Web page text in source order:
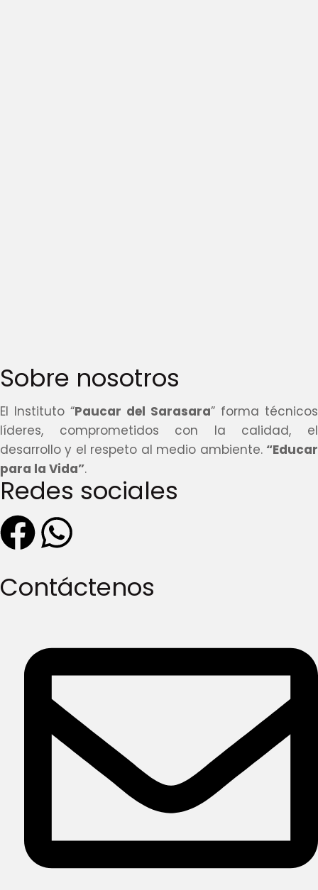
Sobre nosotros
El Instituto “Paucar del Sarasara” forma técnicos
líderes, comprometidos con la calidad, el
desarrollo y el respeto al medio ambiente. “Educar
para la Vida”.
Redes sociales
Contáctenos